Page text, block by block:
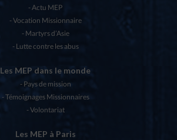
Actu MEP
Vocation Missionnaire
Martyrs d’Asie
Lutte contre les abus
Les MEP dans le monde
Pays de mission
Témoignages Missionnaires
Volontariat
Les MEP à Paris